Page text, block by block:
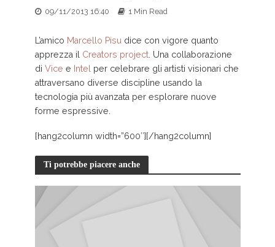
09/11/2013 16:40 1 Min Read
L’amico Marcello Pisu dice con vigore quanto
apprezza il Creators project. Una collaborazione
di Vice e Intel
per celebrare gli artisti visionari che
attraversano diverse discipline usando la
tecnologia più avanzata per esplorare nuove
forme espressive.
[hang2column width=”600″][/hang2column]
Ti potrebbe piacere anche